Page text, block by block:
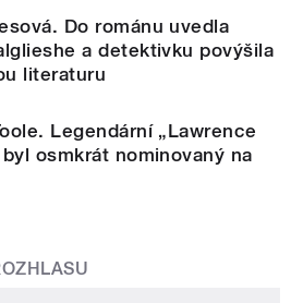
Do románu uvedla
a detektivku povýšila
literaturu
Legendární „Lawrence
osmkrát nominovaný na